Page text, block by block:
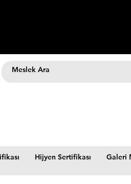
Hijyen Sertifikası Galeri